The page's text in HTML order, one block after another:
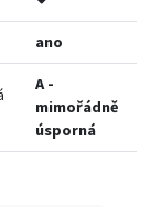
ano
A -
mimořádně
úsporná